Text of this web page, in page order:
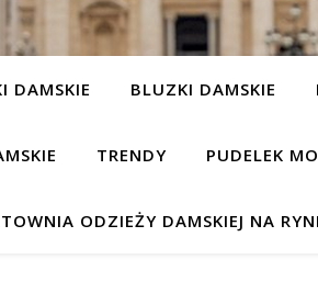
DAMSKIE BLUZKI DAMSKIE
TRENDY PUDELEK
ODZIEŻY DAMSKIEJ NA